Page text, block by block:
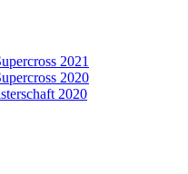
2021
2020
2020